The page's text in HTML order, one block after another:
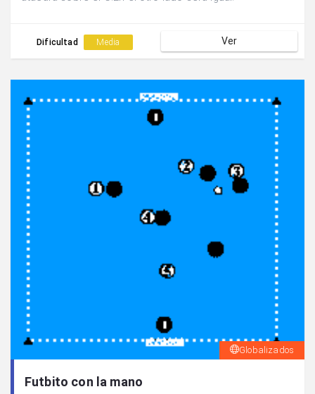
Dificultad Media Ver
Globalizados
Futbito con la mano